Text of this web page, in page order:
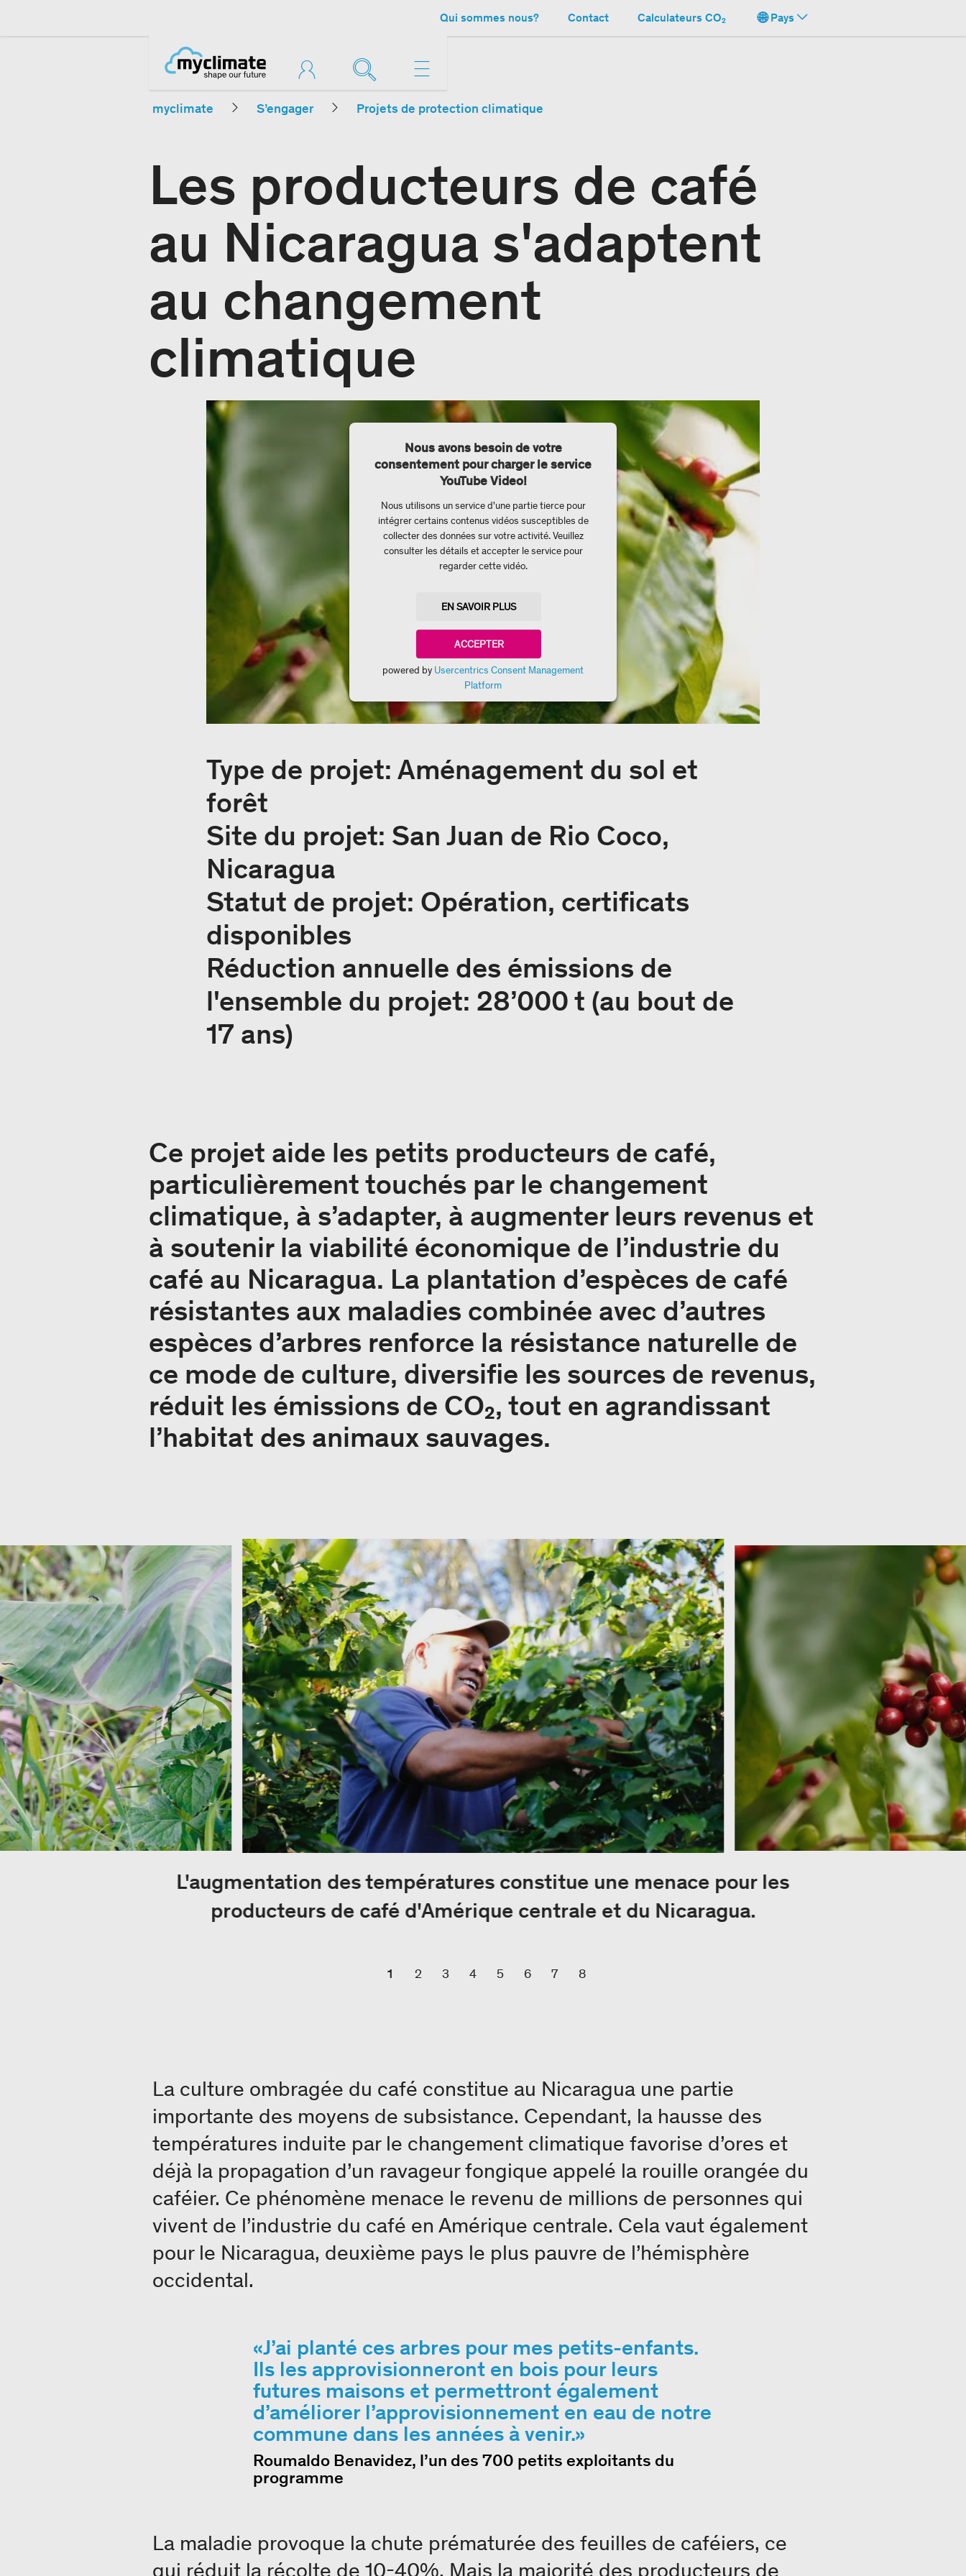
Qui sommes nous? Contact Calculateurs CO₂ Pays
myclimate S’engager Projets de protection climatique
Les producteurs de café
au Nicaragua s'adaptent
au changement
climatique
Nous avons besoin de votre
consentement pour charger le service
YouTube Video!
Nous utilisons un service d'une partie tierce pour
intégrer certains contenus vidéos susceptibles de
collecter des données sur votre activité. Veuillez
consulter les détails et accepter le service pour
regarder cette vidéo.
EN SAVOIR PLUS
ACCEPTER
powered by Usercentrics Consent Management
Platform
Type de projet: Aménagement du sol et
forêt
Site du projet: San Juan de Rio Coco,
Nicaragua
Statut de projet: Opération, certificats
disponibles
Réduction annuelle des émissions de
l'ensemble du projet: 28’000 t (au bout de
17 ans)
Ce projet aide les petits producteurs de café,
particulièrement touchés par le changement
climatique, à s’adapter, à augmenter leurs revenus et
à soutenir la viabilité économique de l’industrie du
café au Nicaragua. La plantation d’espèces de café
résistantes aux maladies combinée avec d’autres
espèces d’arbres renforce la résistance naturelle de
ce mode de culture, diversifie les sources de revenus,
réduit les émissions de CO₂, tout en agrandissant
l’habitat des animaux sauvages.
L'augmentation des températures constitue une menace pour les
producteurs de café d'Amérique centrale et du Nicaragua.
1 2 3 4 5 6 7 8
La culture ombragée du café constitue au Nicaragua une partie
importante des moyens de subsistance. Cependant, la hausse des
températures induite par le changement climatique favorise d’ores et
déjà la propagation d’un ravageur fongique appelé la rouille orangée du
caféier. Ce phénomène menace le revenu de millions de personnes qui
vivent de l’industrie du café en Amérique centrale. Cela vaut également
pour le Nicaragua, deuxième pays le plus pauvre de l’hémisphère
occidental.
J’ai planté ces arbres pour mes petits-enfants.
Ils les approvisionneront en bois pour leurs
futures maisons et permettront également
d’améliorer l’approvisionnement en eau de notre
commune dans les années à venir.
Roumaldo Benavidez, l’un des 700 petits exploitants du
programme
La maladie provoque la chute prématurée des feuilles de caféiers, ce
qui réduit la récolte de 10-40%. Mais la majorité des producteurs de